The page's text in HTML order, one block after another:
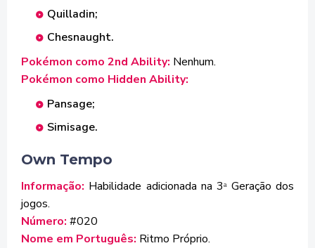
Quilladin;
Chesnaught.
Pokémon como 2nd Ability: Nenhum.
Pokémon como Hidden Ability:
Pansage;
Simisage.
Own Tempo
Informação: Habilidade adicionada na 3ªGeração dos
jogos.
Número: #020
Nome em Português: Ritmo Próprio.